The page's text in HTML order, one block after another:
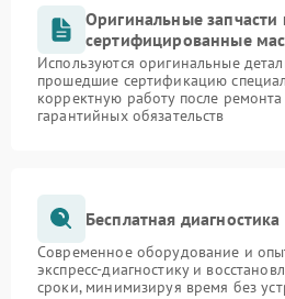
Оригинальные запчасти
сертифицированные
Используются оригинальные
прошедшие сертификацию
корректную работу после
гарантийных обязательств
Бесплатная
Современное оборудование и
экспресс-диагностику и
сроки, минимизируя время без